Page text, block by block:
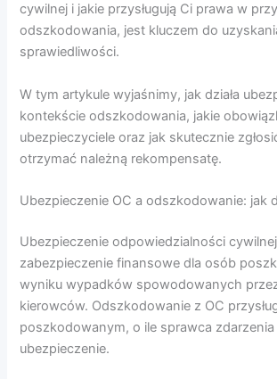
cywilnej i jakie przysługują Ci prawa w
odszkodowania, jest kluczem do
sprawiedliwości.
W tym artykule wyjaśnimy, jak działa
kontekście odszkodowania, jakie
ubezpieczyciele oraz jak skutecznie
otrzymać należną rekompensatę.
Ubezpieczenie OC a odszkodowanie: jak
Ubezpieczenie odpowiedzialności
zabezpieczenie finansowe dla osób
wyniku wypadków spowodowanych
kierowców. Odszkodowanie z OC
poszkodowanym, o ile sprawca zdarzenia
ubezpieczenie.